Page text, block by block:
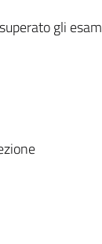
gli